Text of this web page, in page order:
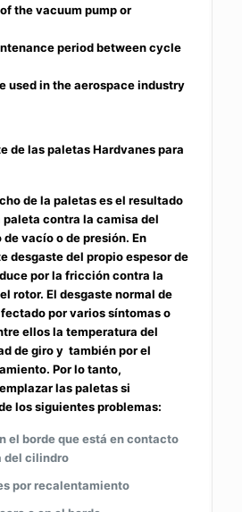
the vacuum pump or
period between cycle
used in the aerospace industry
de las paletas Hardvanes para
de la paletas es el resultado
contra la camisa del
vacío o de presión. En
desgaste del propio espesor de
por la fricción contra la
rotor. El desgaste normal de
por varios síntomas o
ellos la temperatura del
de giro y también por el
Por lo tanto,
las paletas si
los siguientes problemas:
el borde que está en contacto
del cilindro
por recalentamiento